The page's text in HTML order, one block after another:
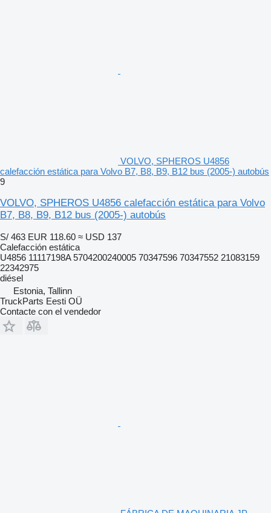
VOLVO, SPHEROS U4856
calefacción estática para Volvo B7, B8, B9, B12 bus (2005-) autobús
9
VOLVO, SPHEROS U4856 calefacción estática para Volvo
B7, B8, B9, B12 bus (2005-) autobús
S/ 463 EUR 118.60 ≈ USD 137
Calefacción estática
U4856 11117198A 5704200240005 70347596 70347552 21083159
22342975
diésel
Estonia, Tallinn
TruckParts Eesti OÜ
Contacte con el vendedor